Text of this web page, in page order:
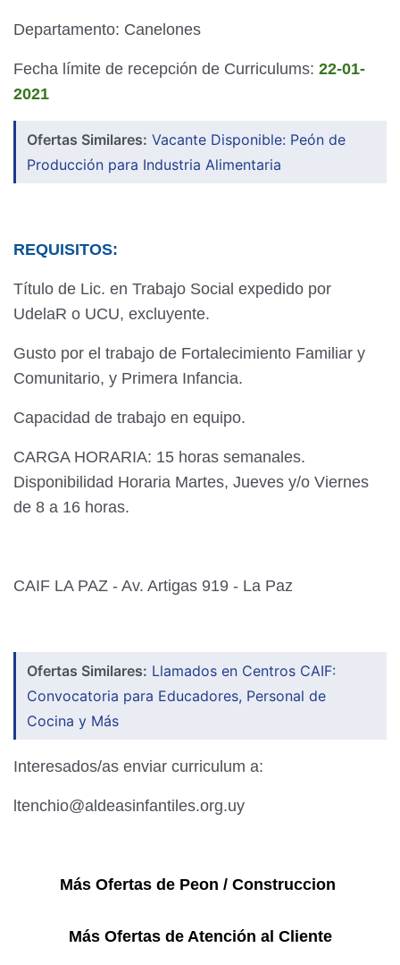
Departamento: Canelones
Fecha límite de recepción de Curriculums: 22-01-
2021
Ofertas Similares: Vacante Disponible: Peón de
Producción para Industria Alimentaria
REQUISITOS:
Título de Lic. en Trabajo Social expedido por
UdelaR o UCU, excluyente.
Gusto por el trabajo de Fortalecimiento Familiar y
Comunitario, y Primera Infancia.
Capacidad de trabajo en equipo.
CARGA HORARIA: 15 horas semanales.
Disponibilidad Horaria Martes, Jueves y/o Viernes
de 8 a 16 horas.
CAIF LA PAZ - Av. Artigas 919 - La Paz
Ofertas Similares: Llamados en Centros CAIF:
Convocatoria para Educadores, Personal de
Cocina y Más
Interesados/as enviar curriculum a:
ltenchio@aldeasinfantiles.org.uy
Más Ofertas de Peon / Construccion
Más Ofertas de Atención al Cliente